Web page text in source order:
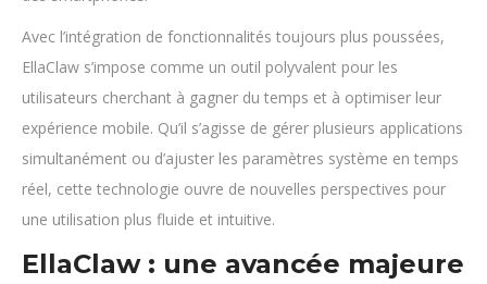
Avec l’intégration de fonctionnalités toujours plus poussées,
EllaClaw s’impose comme un outil polyvalent pour les
utilisateurs cherchant à gagner du temps et à optimiser leur
expérience mobile. Qu’il s’agisse de gérer plusieurs applications
simultanément ou d’ajuster les paramètres système en temps
réel, cette technologie ouvre de nouvelles perspectives pour
une utilisation plus fluide et intuitive.
EllaClaw : une avancée majeure